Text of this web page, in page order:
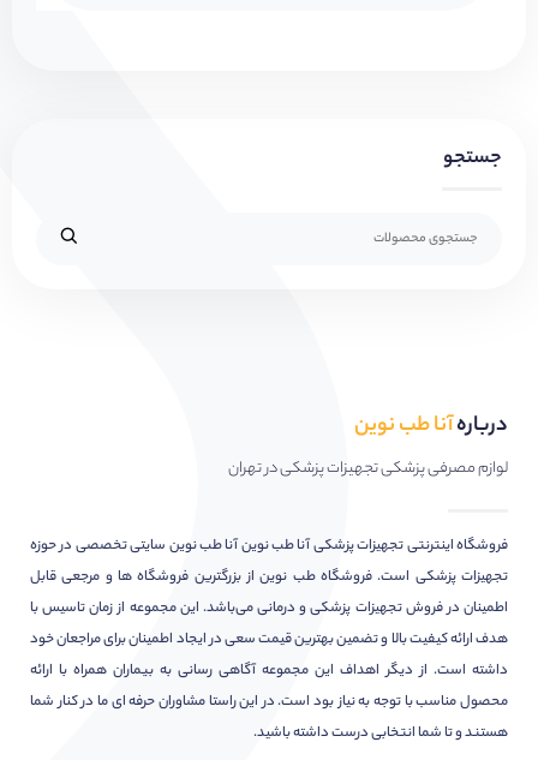
جستجو
دربارهآنا طب نوین
لوازم مصرفی پزشکی تجهیزات پزشکی در تهران
فروشگاه اینترنتی تجهیزات پزشکی آنا طب نوین آنا طب نوین سایتی تخصصی در حوزه
تجهیزات پزشکی است. فروشگاه طب نوین از بزرگترین فروشگاه ها و مرجعی قابل
اطمینان در فروش تجهیزات پزشکی و درمانی می‌باشد. این مجموعه از زمان تاسیس با
هدف ارائه کیفیت بالا و تضمین بهترین قیمت سعی در ایجاد اطمینان برای مراجعان خود
داشته است. از دیگر اهداف این مجموعه آگاهی رسانی به بیماران همراه با ارائه
محصول مناسب با توجه به نیاز بود است. در این راستا مشاوران حرفه ای ما در کنار شما
هستند و تا شما انتخابی درست داشته باشید.